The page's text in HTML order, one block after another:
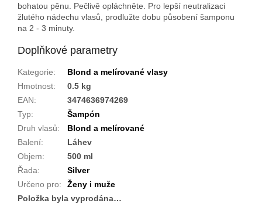
bohatou pěnu. Pečlivě opláchněte. Pro lepší neutralizaci
žlutého nádechu vlasů, prodlužte dobu působení šamponu
na 2 - 3 minuty.
Doplňkové parametry
Kategorie:
Blond a melírované vlasy
Hmotnost:
0.5 kg
EAN:
3474636974269
Typ:
Šampón
Druh vlasů:
Blond a melírované
Balení:
Láhev
Objem:
500 ml
Řada:
Silver
Určeno pro:
Ženy i muže
Položka byla vyprodána…